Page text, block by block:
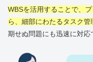
WBSを活用することで、
ら、細部にわたるタスク管
期せぬ問題にも迅速に対応